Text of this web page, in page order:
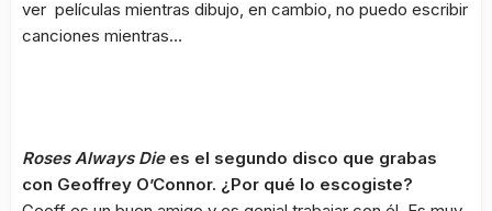
ver películas mientras dibujo, en cambio, no puedo escribir
canciones mientras…
Roses Always Diees el segundo disco que grabas
con Geoffrey O’Connor. ¿Por qué lo escogiste?